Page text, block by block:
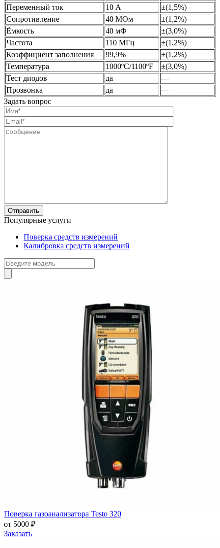
Переменный ток 10 А
±(1,5%)
Сопротивление
40 МОм
±(1,2%)
Ёмкость
40 мФ
±(3,0%)
Частота
110 МГц
±(1,2%)
Коэффициент заполнения
99,9%
±(1,2%)
Температура
1000ºC/1100ºF
±(3,0%)
Тест диодов
да
—
Прозвонка
да
—
Задать вопрос
Популярные услуги
Поверка средств измерений
Калибровка средств измерений
Поверка газоанализатора Testo 320
от 5000 ₽
Заказать